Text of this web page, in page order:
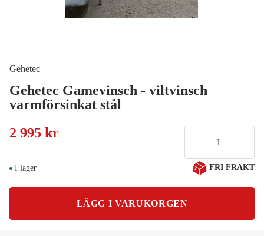
Gehetec
Gehetec Gamevinsch - viltvinsch
varmförsinkat stål
2 995 kr
- +
I lager FRI FRAKT
LÄGG I VARUKORGEN